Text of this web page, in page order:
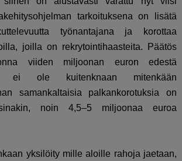
tarkoituksena on lisätä
työnantajana ja korottaa
joilla on rekrytointihaasteita. Päätös
viiden miljoonan euron edestä
ei ole kuitenknaan mitenkään
samankaltaisia palkankorotuksia on
noin 4,5–5 miljoonaa euroa
yksilöity mille aloille rahoja jaetaan,